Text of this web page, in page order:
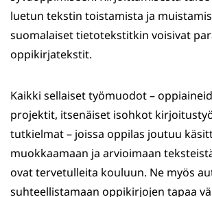
luetun tekstin toistamista ja
suomalaiset tietotekstitkin voisivat
oppikirjatekstit.
Kaikki sellaiset työmuodot –
projektit, itsenäiset isohkot
tutkielmat – joissa oppilas joutuu
muokkaamaan ja arvioimaan
ovat tervetulleita kouluun. Ne myös
suhteellistamaan oppikirjojen tapaa